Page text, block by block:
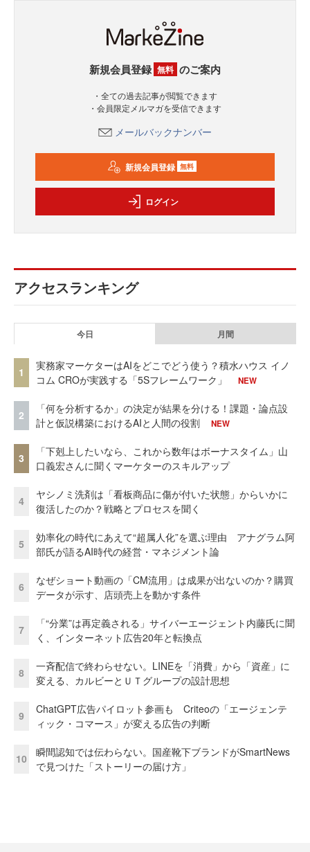
新規会員登録 無料 のご案内
・全ての過去記事が閲覧できます
・会員限定メルマガを受信できます
メールバックナンバー
新規会員登録 無料
ログイン
アクセスランキング
今日 月間
1
実務家マーケターはAIをどこでどう使う？積水ハウス イノ
コム CROが実践する「5Sフレームワーク」
NEW
2
「何を分析するか」の決定が結果を分ける！課題・論点設
計と仮説構築におけるAIと人間の役割
NEW
3
「下剋上したいなら、これから数年はボーナスタイム」山
口義宏さんに聞くマーケターのスキルアップ
4
ヤシノミ洗剤は「看板商品に傷が付いた状態」からいかに
復活したのか？戦略とプロセスを聞く
5
効率化の時代にあえて“超属人化”を選ぶ理由 アナグラム阿
部氏が語るAI時代の経営・マネジメント論
6
なぜショート動画の「CM流用」は成果が出ないのか？購買
データが示す、店頭売上を動かす条件
7
「“分業”は再定義される」サイバーエージェント内藤氏に聞
く、インターネット広告20年と転換点
8
一斉配信で終わらせない。LINEを「消費」から「資産」に
変える、カルビーとＵＴグループの設計思想
9
ChatGPT広告パイロット参画も Criteoの「エージェンテ
ィック・コマース」が変える広告の判断
10
瞬間認知では伝わらない。国産靴下ブランドがSmartNews
で見つけた「ストーリーの届け方」